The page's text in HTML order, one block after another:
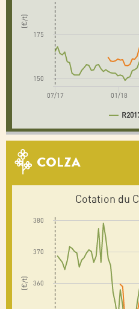
(€/t)
07/17 01/18
150
175
COLZA
(€/t)
Cotation du
360
370
380